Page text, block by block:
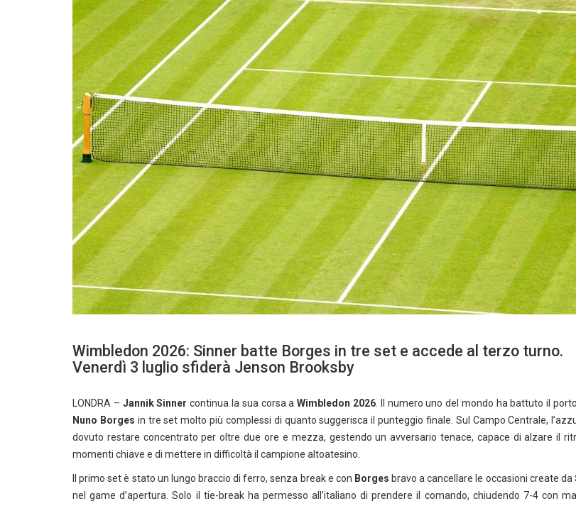
Wimbledon 2026: Sinner batte Borges in tre set e accede al terzo turno.
Venerdì 3 luglio sfiderà Jenson Brooksby
LONDRA – Jannik Sinner continua la sua corsa a Wimbledon 2026. Il numero uno del mondo ha battuto il
Nuno Borges in tre set molto più complessi di quanto suggerisca il punteggio finale. Sul Campo Centrale,
dovuto restare concentrato per oltre due ore e mezza, gestendo un avversario tenace, capace di alzare il
momenti chiave e di mettere in difficoltà il campione altoatesino.
Il primo set è stato un lungo braccio di ferro, senza break e con Borges bravo a cancellare le occasioni create da
nel game d’apertura. Solo il tie-break ha permesso all’italiano di prendere il comando, chiudendo 7-4 con